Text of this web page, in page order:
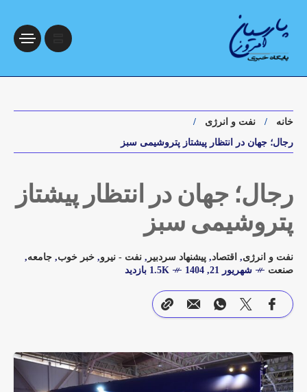
خانه
نفت و انرژی
رجال؛ جهان در انتظار پیشتاز پتروشیمی سبز
رجال؛ جهان در انتظار پیشتاز
پتروشیمی سبز
نفت و انرژی, اقتصاد, پیشنهاد سردبیر , نفت - نیرو, خبر خوب, جامعه,
صنعت
شهریور 21, 1404 1.5K بازدید